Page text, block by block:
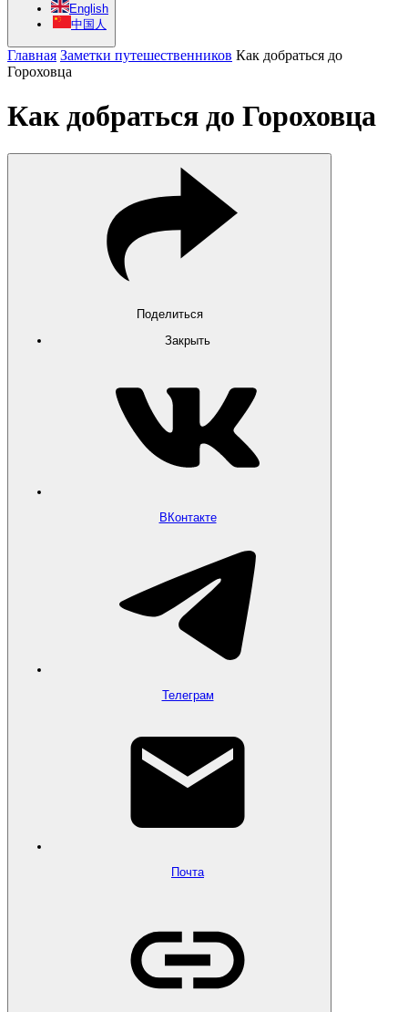
English
中国人
Главная Заметки путешественников Как добраться до
Гороховца
Как добраться до Гороховца
Поделиться
Закрыть
ВКонтакте
Телеграм
Почта